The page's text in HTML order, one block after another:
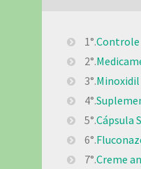
1°.Controle
2°.
3°.
4°.
5°.Cápsula
6°.
7°.Creme